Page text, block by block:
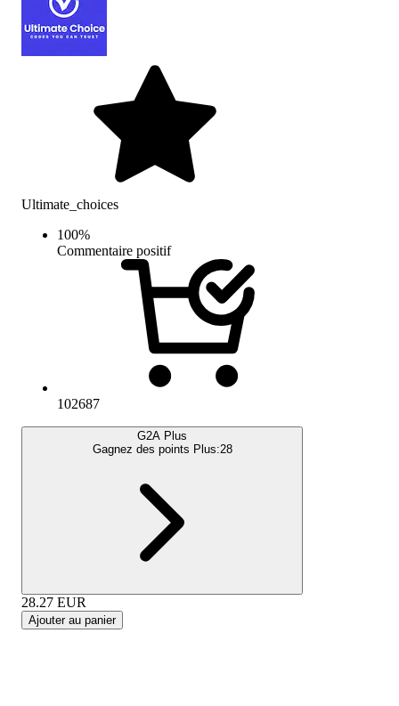
Ultimate_choices
100%
Commentaire positif
102687
G2A Plus
Gagnez des points Plus:28
28.27 EUR
Ajouter au panier